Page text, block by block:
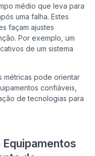
médio que leva para
uma falha. Estes
façam ajustes
Por exemplo, um
de um sistema
métricas pode orientar
confiáveis,
de tecnologias para